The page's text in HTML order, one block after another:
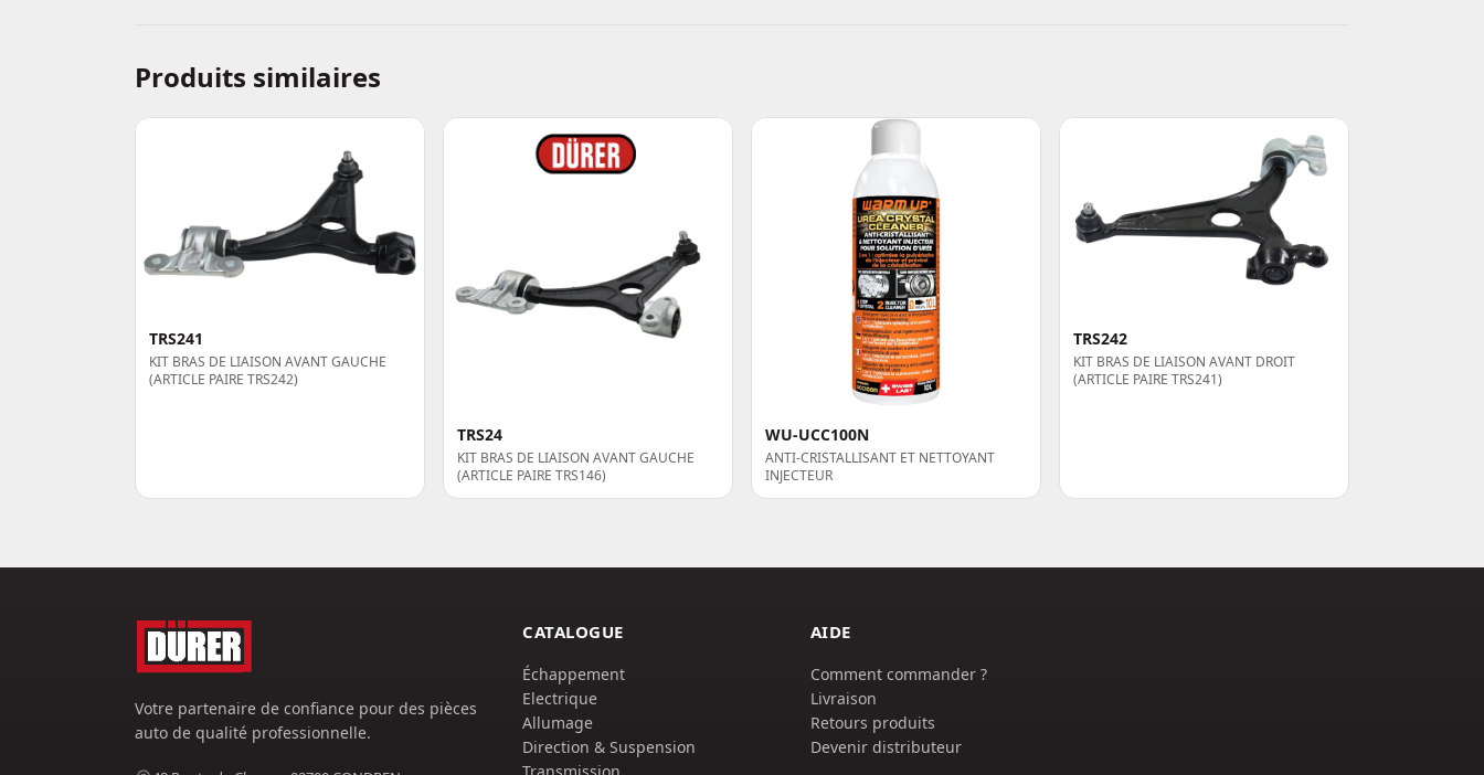
Produits similaires
TRS241
KIT BRAS DE LIAISON AVANT GAUCHE
(ARTICLE PAIRE TRS242)
TRS24
KIT BRAS DE LIAISON AVANT GAUCHE
(ARTICLE PAIRE TRS146)
WU-UCC100N
ANTI-CRISTALLISANT ET NETTOYANT
INJECTEUR
TRS242
KIT BRAS DE LIAISON AVANT DROIT
(ARTICLE PAIRE TRS241)
Votre partenaire de confiance pour des pièces
auto de qualité professionnelle.
CATALOGUE
Échappement
Electrique
Allumage
Direction & Suspension
AIDE
Comment commander ?
Livraison
Retours produits
Devenir distributeur